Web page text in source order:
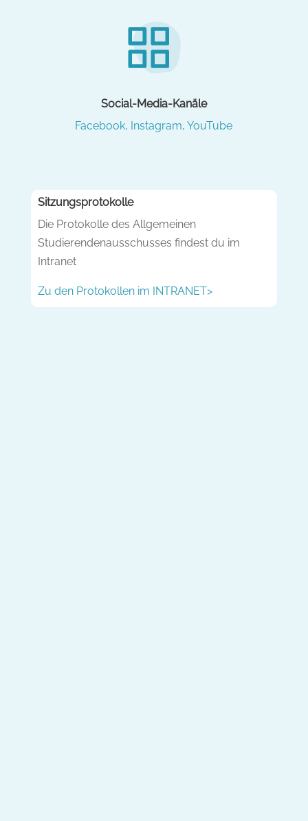
Social-Media-Kanäle
Facebook, Instagram,YouTube
Sitzungsprotokolle
Die Protokolle des Allgemeinen
Studierendenausschusses findest du im
Intranet
Zu den Protokollen im INTRANET>